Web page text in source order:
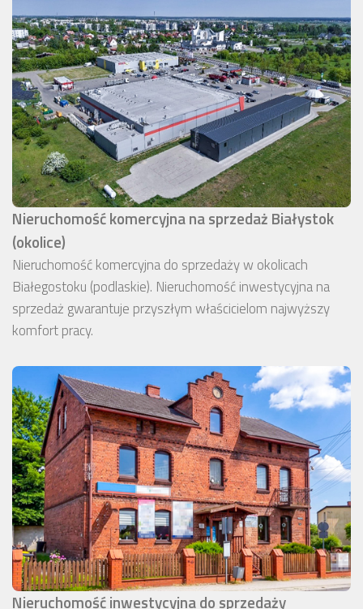
Nieruchomość komercyjna na sprzedaż Białystok
(okolice)
Nieruchomość komercyjna do sprzedaży w okolicach
Białegostoku (podlaskie). Nieruchomość inwestycyjna na
sprzedaż gwarantuje przyszłym właścicielom najwyższy
komfort pracy.
Nieruchomość inwestycyjna do sprzedaży